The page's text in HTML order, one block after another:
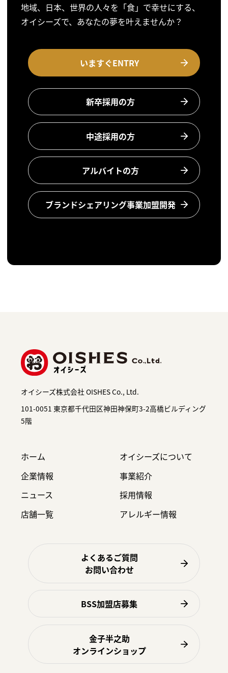
地域、日本、世界の人々を「食」で幸せにする、
オイシーズで、あなたの夢を叶えませんか？
いますぐENTRY
新卒採用の方
中途採用の方
アルバイトの方
ブランドシェアリング事業加盟開発
オイシーズ株式会社 OISHES Co., Ltd.
101-0051 東京都千代田区神田神保町3-2高橋ビルディング
5階
ホーム
オイシーズについて
企業情報
事業紹介
ニュース
採用情報
店舗一覧
アレルギー情報
よくあるご質問
お問い合わせ
BSS加盟店募集
金子半之助
オンラインショップ